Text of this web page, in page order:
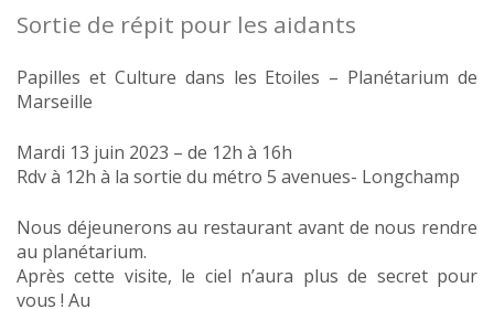
Sortie de répit pour les aidants
Papilles et Culture dans les Etoiles – Planétarium de
Marseille
Mardi 13 juin 2023 – de 12h à 16h
Rdv à 12h à la sortie du métro 5 avenues- Longchamp
Nous déjeunerons au restaurant avant de nous rendre
au planétarium.
Après cette visite, le ciel n’aura plus de secret pour
vous ! Au